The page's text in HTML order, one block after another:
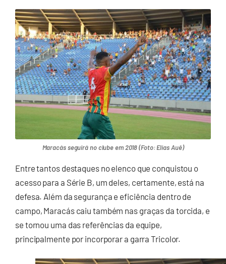
Maracás seguirá no clube em 2018 (Foto: Elias Auê)
Entre tantos destaques no elenco que conquistou o
acesso para a Série B, um deles, certamente, está na
defesa. Além da segurança e eficiência dentro de
campo, Maracás caiu também nas graças da torcida, e
se tornou uma das referências da equipe,
principalmente por incorporar a garra Tricolor.